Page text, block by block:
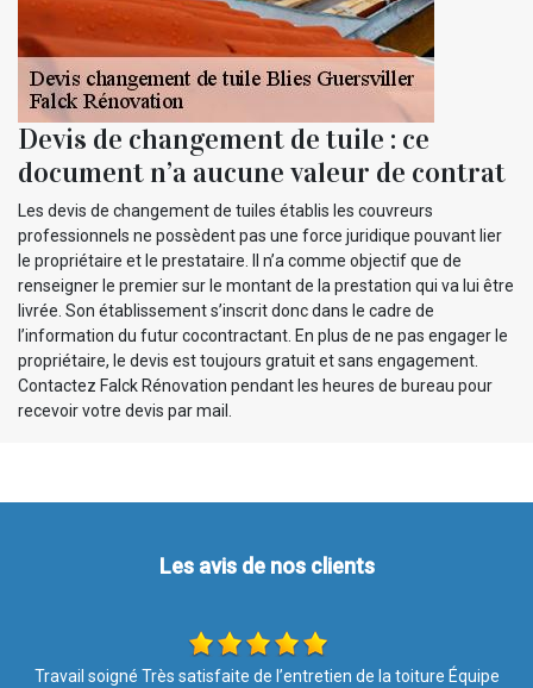
Devis de changement de tuile : ce
document n’a aucune valeur de contrat
Les devis de changement de tuiles établis les couvreurs
professionnels ne possèdent pas une force juridique pouvant lier
le propriétaire et le prestataire. Il n’a comme objectif que de
renseigner le premier sur le montant de la prestation qui va lui être
livrée. Son établissement s’inscrit donc dans le cadre de
l’information du futur cocontractant. En plus de ne pas engager le
propriétaire, le devis est toujours gratuit et sans engagement.
Contactez Falck Rénovation pendant les heures de bureau pour
recevoir votre devis par mail.
Les avis de nos clients
Les travaux ont été effectués avec soin et rapidité. Merci pour